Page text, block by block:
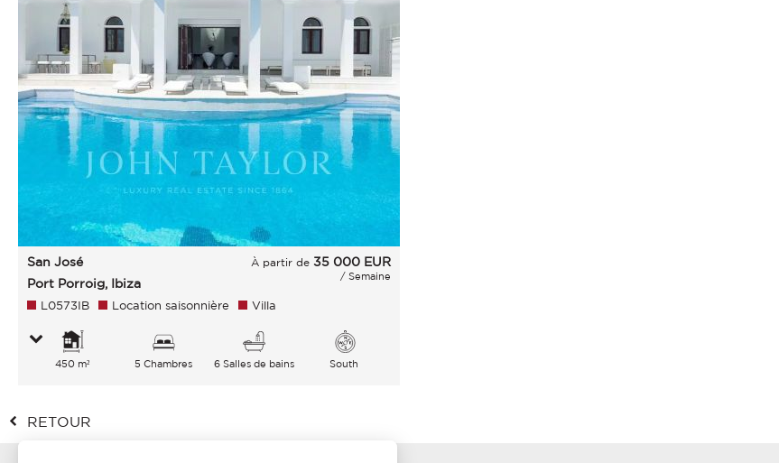
San José
Port Porroig, Ibiza
À partir de 35 000 EUR
/ Semaine
L0573IB Location saisonnière Villa
450 m² 5 Chambres 6 Salles de bains South
RETOUR